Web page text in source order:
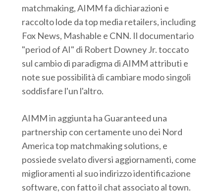
matchmaking, AIMM fa dichiarazioni e
raccolto lode da top media retailers, including
Fox News, Mashable e CNN. Il documentario
"period of AI" di Robert Downey Jr. toccato
sul cambio di paradigma di AIMM attributi e
note sue possibilità di cambiare modo singoli
soddisfare l'un l'altro.
AIMM in aggiunta ha Guaranteed una
partnership con certamente uno dei Nord
America top matchmaking solutions, e
possiede svelato diversi aggiornamenti, come
miglioramenti al suo indirizzo identificazione
software, con fatto il chat associato al town.